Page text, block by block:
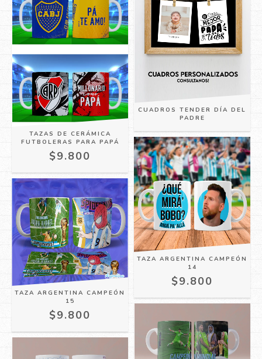
TAZAS DE CERÁMICA
FUTBOLERAS PARA PAPÁ
$9.800
CUADROS TENDER DÍA DEL
PADRE
TAZA ARGENTINA CAMPEÓN
15
$9.800
TAZA ARGENTINA CAMPEÓN
14
$9.800